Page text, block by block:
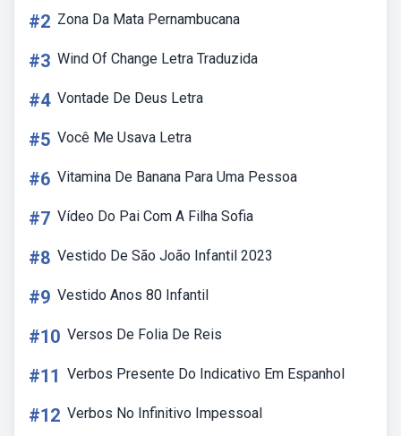
#2 Zona Da Mata Pernambucana
#3 Wind Of Change Letra Traduzida
#4 Vontade De Deus Letra
#5 Você Me Usava Letra
#6 Vitamina De Banana Para Uma Pessoa
#7 Vídeo Do Pai Com A Filha Sofia
#8 Vestido De São João Infantil 2023
#9 Vestido Anos 80 Infantil
#10 Versos De Folia De Reis
#11 Verbos Presente Do Indicativo Em Espanhol
#12 Verbos No Infinitivo Impessoal